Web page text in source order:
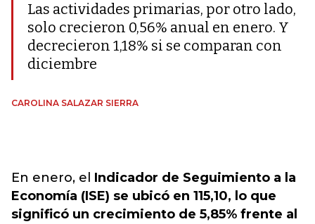
Las actividades primarias, por otro lado,
solo crecieron 0,56% anual en enero. Y
decrecieron 1,18% si se comparan con
diciembre
CAROLINA SALAZAR SIERRA
En enero, el Indicador de Seguimiento a la
Economía (ISE) se ubicó en 115,10, lo que
significó un crecimiento de 5,85% frente al